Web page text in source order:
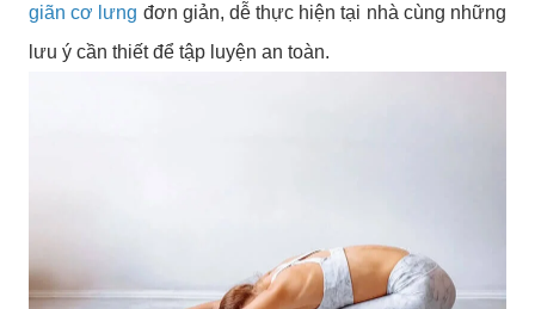
giãn cơ lưng đơn giản, dễ thực hiện tại nhà cùng những
lưu ý cần thiết để tập luyện an toàn.